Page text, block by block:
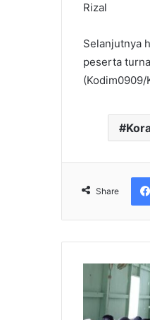
Rizal
Selanjutnya
peserta
(Kodim0909/
Share